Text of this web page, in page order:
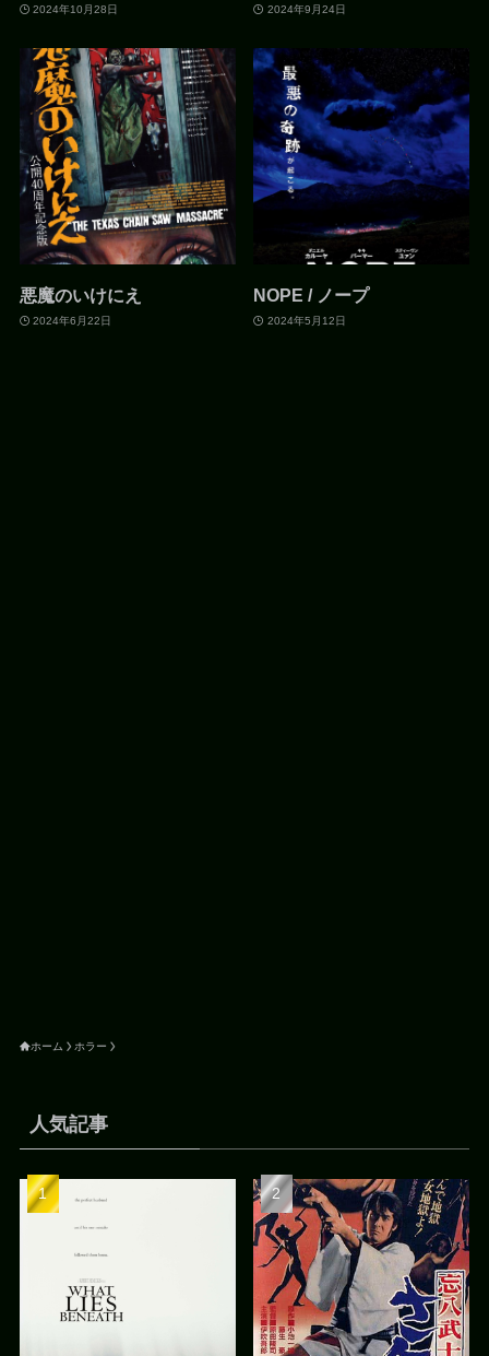
2024年10月28日 2024年9月24日
悪魔のいけにえ
2024年6月22日
NOPE / ノープ
2024年5月12日
ホーム ホラー
人気記事